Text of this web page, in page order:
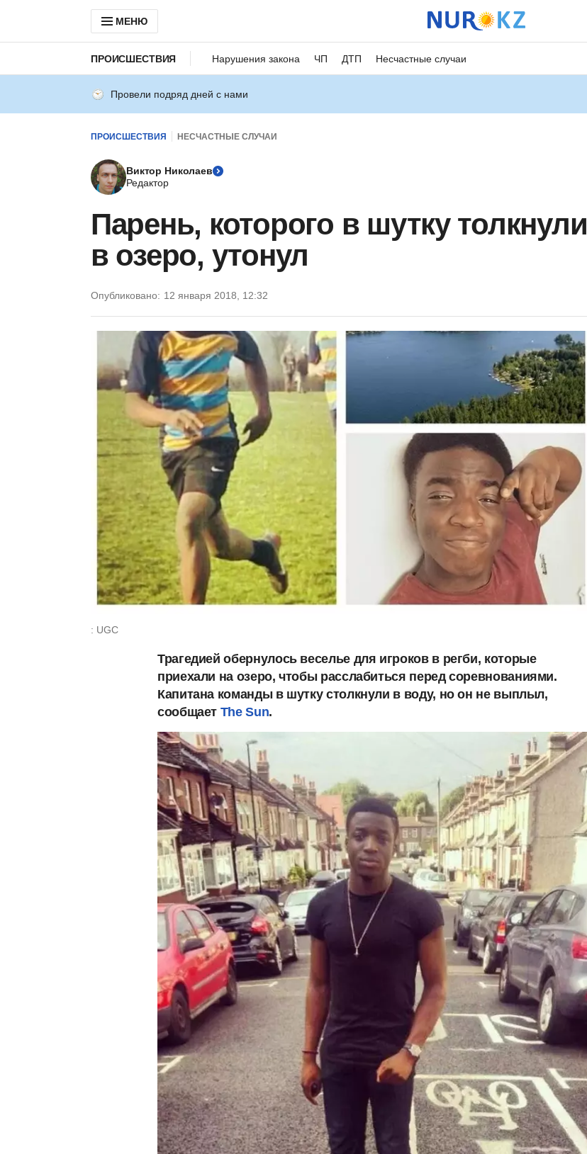
МЕНЮ
ПРОИСШЕСТВИЯ Нарушения закона ЧП ДТП Несчастные случаи
Провели подряд дней с нами
ПРОИСШЕСТВИЯ НЕСЧАСТНЫЕ СЛУЧАИ
Виктор Николаев
Редактор
Парень, которого в шутку толкнули
в озеро, утонул
Опубликовано: 12 января 2018, 12:32
: UGC
Трагедией обернулось веселье для игроков в регби, которые
приехали на озеро, чтобы расслабиться перед соревнованиями.
Капитана команды в шутку столкнули в воду, но он не выплыл,
сообщает The Sun.